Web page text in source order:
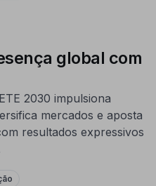
global com
2030 impulsiona
mercados e aposta
resultados expressivos